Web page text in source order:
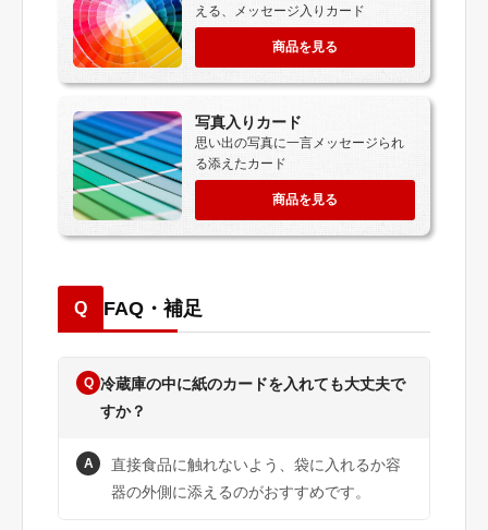
える、メッセージ入りカード
商品を見る
写真入りカード
思い出の写真に一言メッセージられ
る添えたカード
商品を見る
Q FAQ・補足
Q 冷蔵庫の中に紙のカードを入れても大丈夫で
すか？
A
直接食品に触れないよう、袋に入れるか容
器の外側に添えるのがおすすめです。